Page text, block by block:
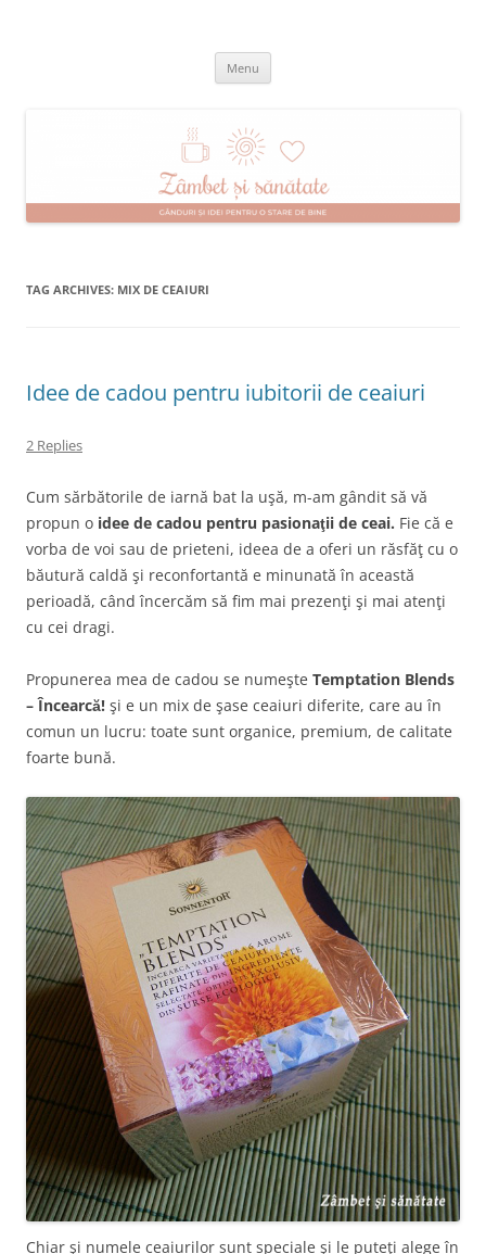
Menu
TAG ARCHIVES: MIX DE CEAIURI
Idee de cadou pentru iubitorii de ceaiuri
2 Replies
Cum sărbătorile de iarnă bat la uşă, m-am gândit să vă
propun o idee de cadou pentru pasionaţii de ceai. Fie că e
vorba de voi sau de prieteni, ideea de a oferi un răsfăţ cu o
băutură caldă şi reconfortantă e minunată în această
perioadă, când încercăm să fim mai prezenţi şi mai atenţi
cu cei dragi.
Propunerea mea de cadou se numeşte Temptation Blends
– Încearcă! şi e un mix de şase ceaiuri diferite, care au în
comun un lucru: toate sunt organice, premium, de calitate
foarte bună.
Chiar şi numele ceaiurilor sunt speciale şi le puteţi alege în